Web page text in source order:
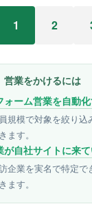
1 2
営業をかけるには
ォーム営業を自動
規模で対象を絞り込
ます。
が自社サイトに来
企業を実名で特定で
ます。